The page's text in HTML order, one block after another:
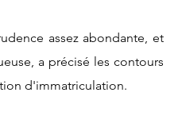
assez abondante, et
a précisé les contours
d'immatriculation.